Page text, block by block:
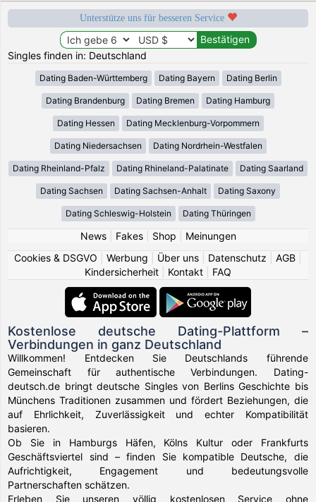
Unterstütze uns für besseren Service
Singles finden in: Deutschland
Dating Baden-Württemberg Dating Bayern Dating Berlin
Dating Brandenburg Dating Bremen Dating Hamburg
Dating Hessen Dating Mecklenburg-Vorpommern
Dating Niedersachsen Dating Nordrhein-Westfalen
Dating Rheinland-Pfalz Dating Rhineland-Palatinate Dating Saarland
Dating Sachsen Dating Sachsen-Anhalt Dating Saxony
Dating Schleswig-Holstein Dating Thüringen
News| Fakes| Shop
Meinungen
Cookies & DSGVO
Werbung Über uns Datenschutz AGB
Kindersicherheit
Kontakt FAQ
Kostenlose deutsche Dating-Plattform –
Verbindungen in ganz Deutschland
Willkommen! Entdecken Sie Deutschlands führende
Gemeinschaft für authentische Verbindungen. Dating-
deutsch.de bringt deutsche Singles von Berlins Geschichte bis
Münchens Traditionen zusammen und fördert Beziehungen, die
auf Ehrlichkeit, Zuverlässigkeit und echter Kompatibilität
basieren.
Ob Sie in Hamburgs Häfen, Kölns Kultur oder Frankfurts
Geschäftsviertel sind – finden Sie kompatible Deutsche, die
Aufrichtigkeit, Engagement und bedeutungsvolle
Partnerschaften schätzen.
Erleben Sie unseren völlig kostenlosen Service ohne